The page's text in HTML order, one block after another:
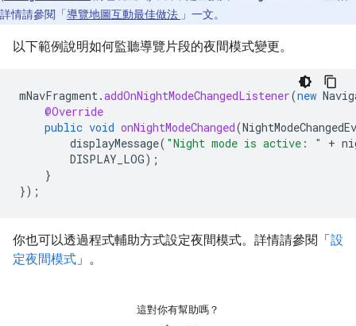
詳情請參閱「 導覽地圖互動最佳做法 」一文。
以下範例說明如何監聽導覽片段的夜間模式變更。
mNavFragment.addOnNightModeChangedListener(new
@Override
public void onNightModeChanged(
displayMessage( "Night mode is active: " +
DISPLAY_LOG);
}
});
你也可以透過程式輔助方式設定夜間模式。詳情請參閱「設
定夜間模式 」。
這對你有幫助嗎？